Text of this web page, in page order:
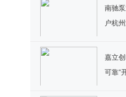
南驰
户杭
嘉立
可靠”